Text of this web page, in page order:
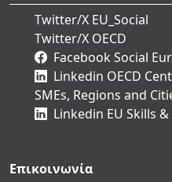
Twitter/X EU_Social
Twitter/X OECD
Facebook Social
Linkedin OECD
SMEs, Regions and
Linkedin EU Skills
Επικοινωνία